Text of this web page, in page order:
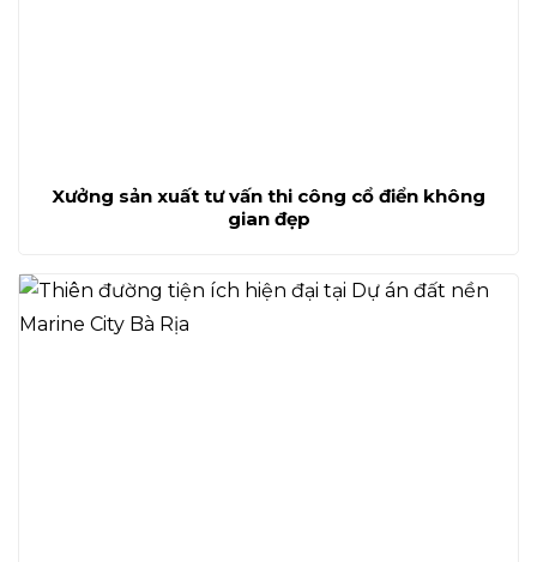
Xưởng sản xuất tư vấn thi công cổ điển không
gian đẹp